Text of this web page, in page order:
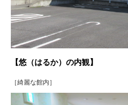
【悠（はるか）の内観】
［綺麗な館内］